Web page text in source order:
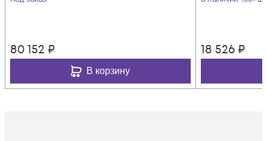
80 152 ₽
В корзину
18 526 ₽